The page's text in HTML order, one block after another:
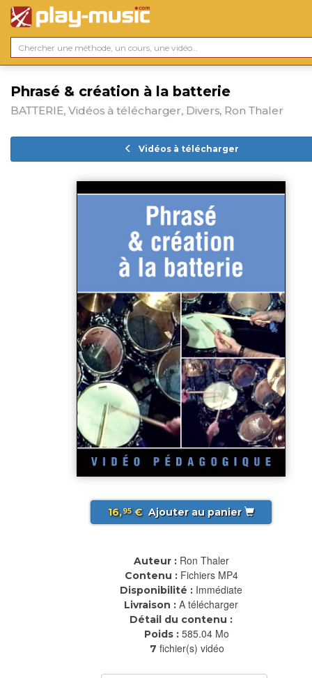
Phrasé & création à la batterie
BATTERIE, Vidéos à télécharger, Divers, Ron Thaler
Vidéos à télécharger
16,95€ Ajouter au panier
Auteur : Ron Thaler
Contenu : Fichiers MP4
Disponibilité : Immédiate
Livraison : A télécharger
Détail du contenu :
Poids : 585.04 Mo
7 fichier(s) vidéo